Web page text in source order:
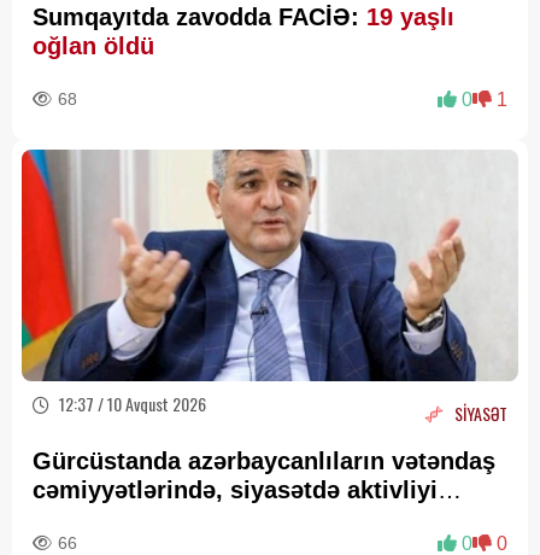
Sumqayıtda zavodda FACİƏ: 19 yaşlı
oğlan öldü
68 0 1
12:37 / 10 Avqust 2026 SİYASƏT
Gürcüstanda azərbaycanlıların vətəndaş
cəmiyyətlərində, siyasətdə aktivliyi
66 0 0